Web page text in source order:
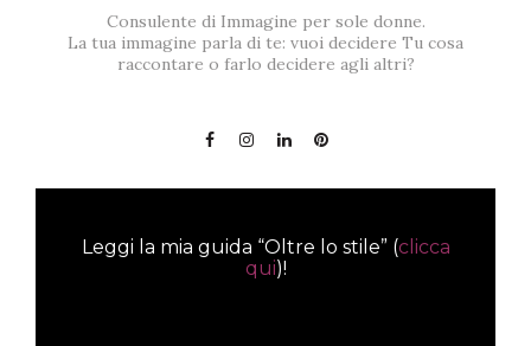
Consulente di Immagine per sole donne.
La tua immagine parla di te: vuoi decidere Tu cosa
raccontare o farlo decidere agli altri?
Leggi la mia guida “Oltre lo stile” (clicca
qui)!